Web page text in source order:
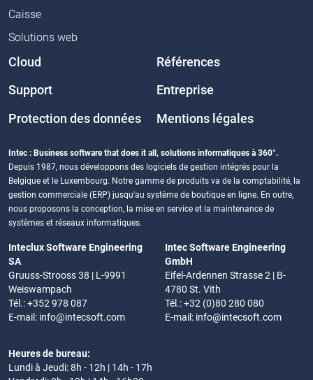
Caisse
Solutions web
Cloud Références
Support Entreprise
Protection des données Mentions légales
Intec : Business software that does it all, solutions informatiques à 360°.
Depuis 1987, nous développons des logiciels de gestion intégrés pour la
Belgique et le Luxembourg. Notre gamme de produits va de la comptabilité, la
gestion commerciale (ERP) jusqu'au système de boutique en ligne. En outre,
nous proposons la conception, la mise en service et la maintenance de
systèmes et réseaux informatiques.
Inteclux Software Engineering
SA
Gruuss-Strooss 38 | L-9991
Weiswampach
Tél.: +352 978 087
E-mail: info@intecsoft.com
Intec Software Engineering
GmbH
Eifel-Ardennen Strasse 2 | B-
4780 St. Vith
Tél.: +32 (0)80 280 080
E-mail: info@intecsoft.com
Heures de bureau:
Lundi à Jeudi: 8h - 12h | 14h - 17h